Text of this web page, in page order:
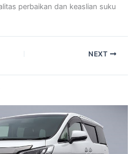
perbaikan dan keaslian suku
NEXT